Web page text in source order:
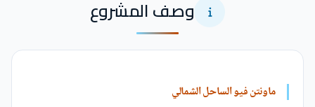
وصف المشروع
ماونتن فيو الساحل الشمالي